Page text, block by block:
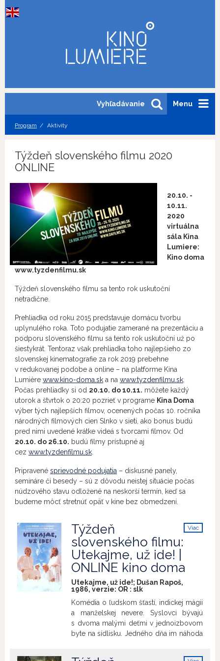
Menu
Vyhľadávanie
Program Aktivity
Týždeň slovenského filmu 2020
ONLINE
20.10. -
10.11.
2020
virtuálna
sála Kina
Lumiere:
Kino doma
www.tyzdenfilmu.sk
Týždeň slovenského filmu sa tento rok uskutoční
netradične.
Prehliadka od roku 2015 predstavuje domácu tvorbu
uplynulého roka. Toto podujatie zamerané na prezentáciu a
podporu slovenského filmu sa tento rok uskutoční už po
šiestykrát. Tentoraz však prehliadka toho najlepšieho zo
slovenskej kinematografie za rok 2019 prebehne
v redukovanej podobe a online – na platforme Kina
Lumière www.kino-doma.sk a na www.tyzdenfilmu.sk
Počas prehliadky si od 20.10. do 10.11. môžete každý
utorok a štvrtok o 20:20 pozrieť v programe Kina Doma
výber tých najlepších filmov, ocenených počas 10. ročníka
národných filmových cien Slnko v sieti, ako bonus budú
pred nimi uvedené krátke videá s tvorcami filmov. Od
20.10. do 26.10. budú filmy prístupné aj
cez www.tyzdenfilmu.sk
Pripravené sprievodné podujatia – diskusné panely,
semináre či besedy – sú z dôvodu neistej situácie počas
núdzového stavu odložené na neskorší termín, keď sa
budeme môcť stretnúť opäť v kine bez obmedzení.
Viac
Týždeň
slovenského filmu:
Utekajme, už ide! |
ONLINE kino doma
Utekajme, už ide!; Dušan Rapoš,
1986, verzie: OR : slk
Komédia o ľudskom šťastí, indickej mágii
a manželskej nevere. Syslovci bývajú
s dvoma malými deťmi v jednoizbovom
byte na sídlisku. Jedného dňa im náhoda